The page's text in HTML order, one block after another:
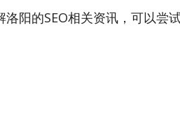
阳的SEO相关资讯，可以尝